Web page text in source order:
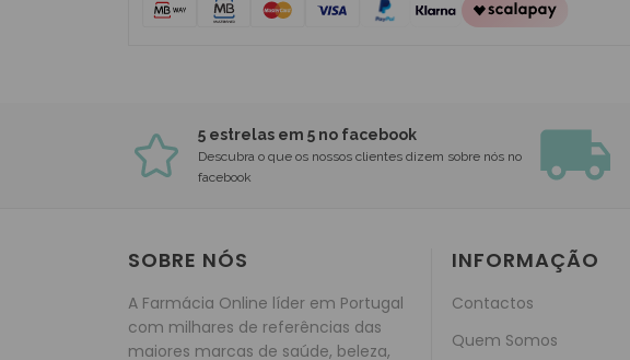
5 estrelas em 5 no facebook
Descubra o que os nossos clientes dizem sobre nós no
facebook
SOBRE NÓS
A Farmácia Online líder em Portugal
com milhares de referências das
maiores marcas de saúde, beleza,
INFORMAÇÃO
Contactos
Quem Somos